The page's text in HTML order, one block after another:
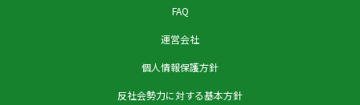
FAQ
運営会社
個人情報保護方針
反社会勢力に対する基本方針